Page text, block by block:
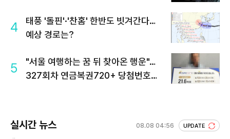
4
태풍 '돌핀'·'찬홈' 한반도 빗겨간다…
예상 경로는?
5
"서울 여행하는 꿈 뒤 찾아온 행운"…
327회차 연금복권720+ 당첨번호조
실시간 뉴스 08.08 04:56 UPDATE